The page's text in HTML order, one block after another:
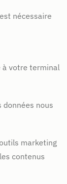
nécessaire
à votre terminal
données nous
marketing
contenus